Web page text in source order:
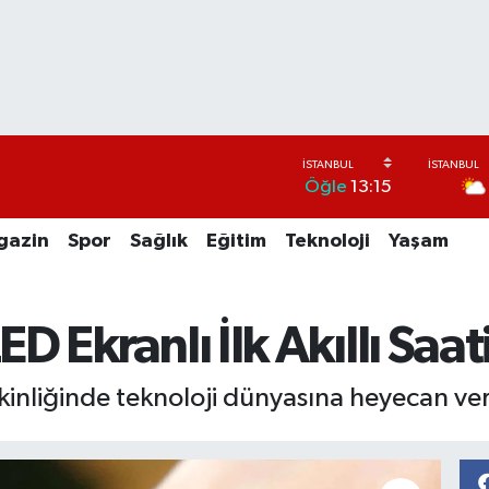
Öğle 13:15
Spor Sağlık Eğitim Teknoloji Yaşam
Ekranlı İlk Akıllı
teknoloji dünyasına heyecan